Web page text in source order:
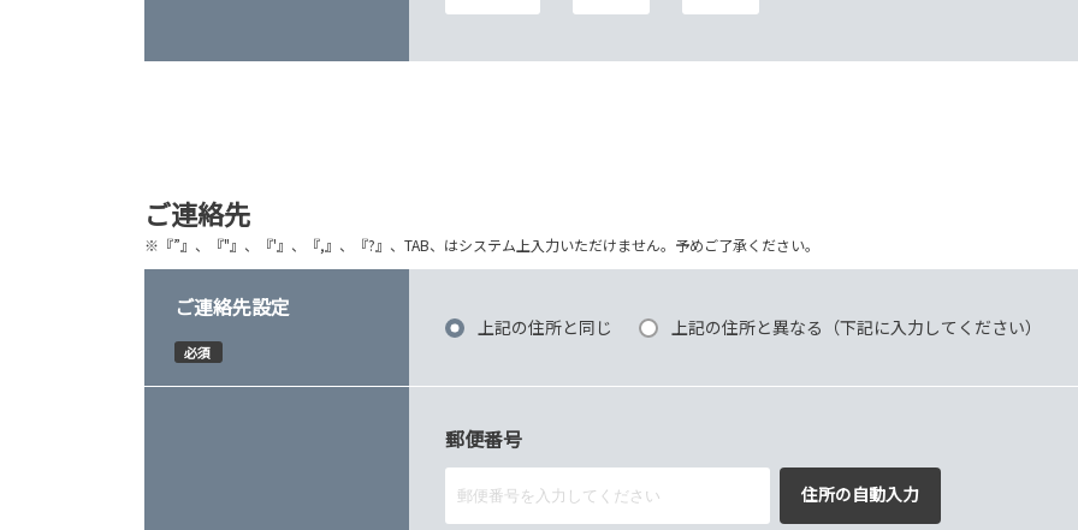
ご連絡先
※『”』、『"』、『'』、『,』、『?』、TAB、はシステム上入力いただけません。予めご了承ください。
ご連絡先設定
必須
上記の住所と同じ 上記の住所と異なる（下記に入力してください）
郵便番号
住所の自動入力